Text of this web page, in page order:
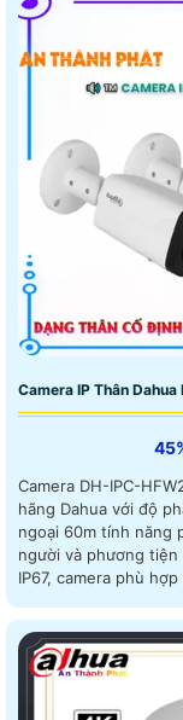
Camera IP Thân
Camera DH-IPC-
hãng Dahua với độ
ngoại 60m tính năng
người và phương
IP67, camera phù